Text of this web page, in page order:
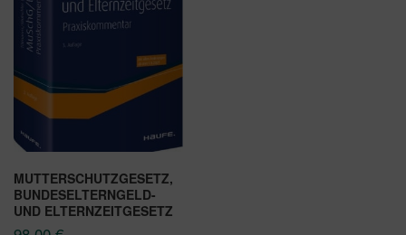
MUTTERSCHUTZGESETZ,
BUNDESELTERNGELD-
UND ELTERNZEITGESETZ